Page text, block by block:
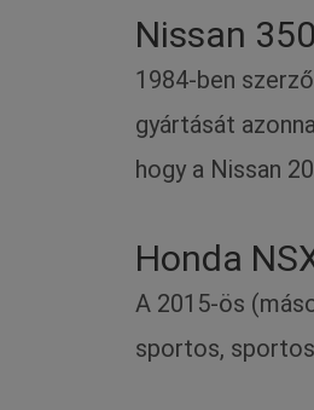
Nissan
1984-ben
gyártását
hogy a Nissan
Honda
A 2015-ös
sportos,